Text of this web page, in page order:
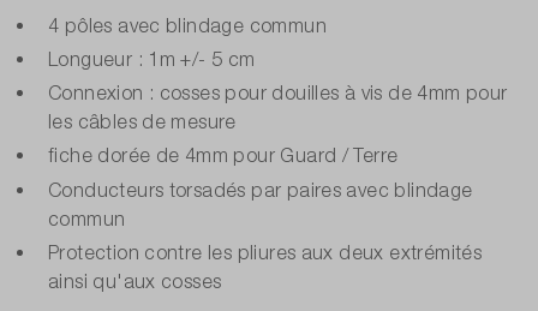
4 pôles avec blindage commun
Longueur : 1m +/- 5 cm
Connexion : cosses pour douilles à vis de 4mm pour
les câbles de mesure
fiche dorée de 4mm pour Guard / Terre
Conducteurs torsadés par paires avec blindage
commun
Protection contre les pliures aux deux extrémités
ainsi qu'aux cosses